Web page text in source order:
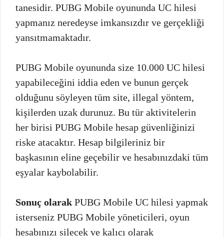
tanesidir. PUBG Mobile oyununda UC hilesi
yapmanız neredeyse imkansızdır ve gerçekliği
yansıtmamaktadır.
PUBG Mobile oyununda size 10.000 UC hilesi
yapabileceğini iddia eden ve bunun gerçek
olduğunu söyleyen tüm site, illegal yöntem,
kişilerden uzak durunuz. Bu tür aktivitelerin
her birisi PUBG Mobile hesap güvenliğinizi
riske atacaktır. Hesap bilgileriniz bir
başkasının eline geçebilir ve hesabınızdaki tüm
eşyalar kaybolabilir.
Sonuç olarak PUBG Mobile UC hilesi yapmak
isterseniz PUBG Mobile yöneticileri, oyun
hesabınızı silecek ve kalıcı olarak